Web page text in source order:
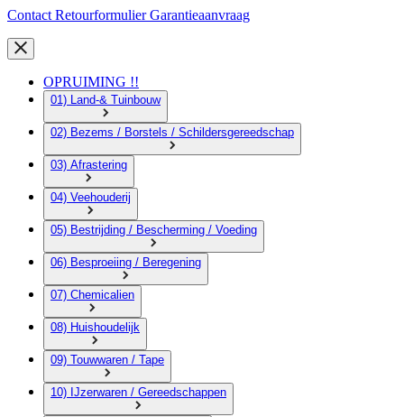
Contact RetourformulierGarantieaanvraag
OPRUIMING !!
01) Land-& Tuinbouw
02) Bezems / Borstels / Schildersgereedschap
03) Afrastering
04) Veehouderij
05) Bestrijding / Bescherming / Voeding
06) Besproeiing / Beregening
07) Chemicalien
08) Huishoudelijk
09) Touwwaren / Tape
10) IJzerwaren / Gereedschappen